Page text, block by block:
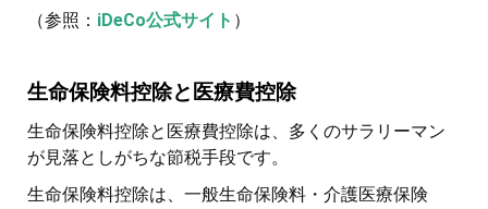
（参照： iDeCo公式サイト ）
生命保険料控除と医療費控除
生命保険料控除と医療費控除は、多くのサラリーマン
が見落としがちな節税手段です。
生命保険料控除は、一般生命保険料・介護医療保険